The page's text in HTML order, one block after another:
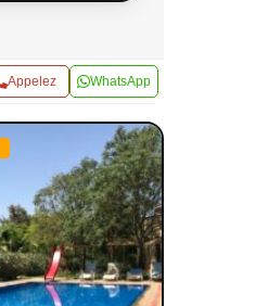
Appelez WhatsApp